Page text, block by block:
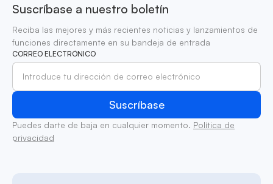
Suscríbase a nuestro boletín
Reciba las mejores y más recientes noticias y lanzamientos de
funciones directamente en su bandeja de entrada
CORREO ELECTRÓNICO
Puedes darte de baja en cualquier momento. Política de
privacidad